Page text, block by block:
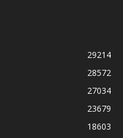
29214
28572
27034
23679
18603